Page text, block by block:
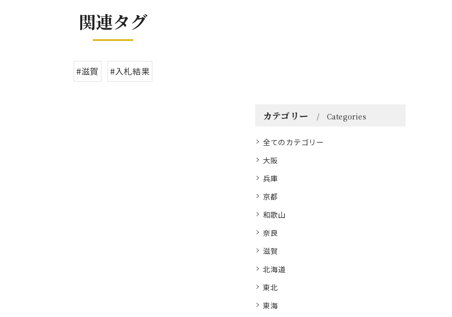
関連タグ
#滋賀 #入札結果
カテゴリー Categories
全てのカテゴリー
大阪
兵庫
京都
和歌山
奈良
滋賀
北海道
東北
東海